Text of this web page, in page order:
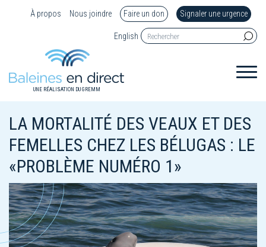
À propos Nous joindre Faire un don Signaler une urgence
English
UNE RÉALISATION DU GREMM
LA MORTALITÉ DES VEAUX ET DES
FEMELLES CHEZ LES BÉLUGAS : LE
«PROBLÈME NUMÉRO 1»